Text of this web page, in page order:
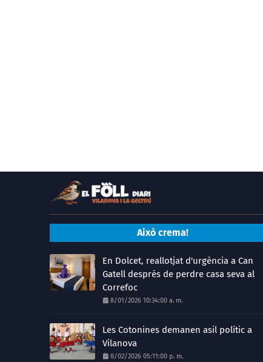
Això crema!
En Dolcet, reallotjat d'urgència a Can
Gatell després de perdre casa seva al
Correfoc
8/01/2026 10:34:00 a. m.
Les Cotonines demanen asil polític a
Vilanova
8/02/2026 05:11:00 p. m.